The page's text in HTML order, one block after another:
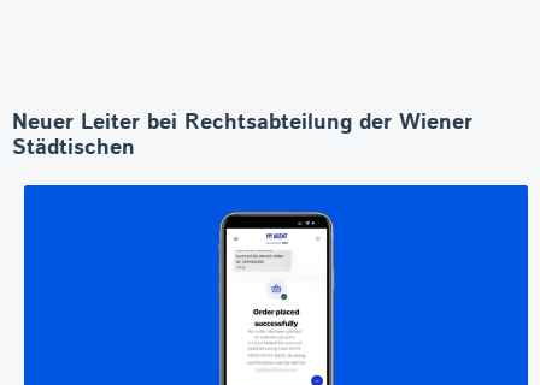
Neuer Leiter bei Rechtsabteilung der Wiener
Städtischen